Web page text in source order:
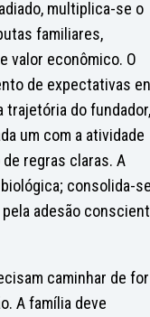
multiplica-se o
familiares,
valor econômico. O
de expectativas
trajetória do
um com a atividade
regras claras. A
consolida-
adesão
caminhar de
A família deve